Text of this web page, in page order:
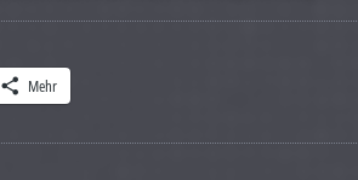
Mehr